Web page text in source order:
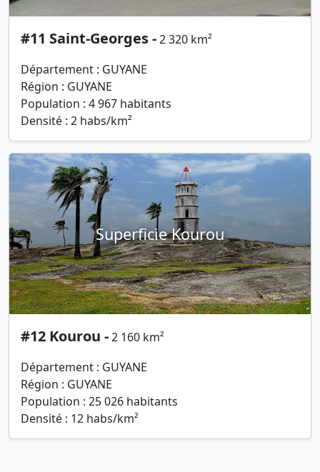
#11 Saint-Georges -2 320 km²
Département : GUYANE
Région : GUYANE
Population : 4 967 habitants
Densité : 2 habs/km²
Superficie Kourou
#12 Kourou -2 160 km²
Département : GUYANE
Région : GUYANE
Population : 25 026 habitants
Densité : 12 habs/km²